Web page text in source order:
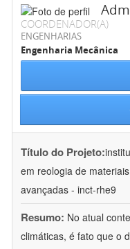
COORDENADOR(A)
ENGENHARIAS
Engenharia Mecânica
Título do Projeto:
em reologia de
avançadas - inct-rhe9
Resumo: No atual
climáticas, é fato que o